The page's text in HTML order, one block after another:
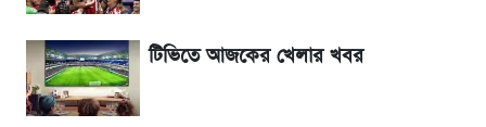
আগামীকালই স্পষ্ট হবে এসএসসি ফল প্রকাশের
তারিখ
টিভিতে আজকের খেলার খবর